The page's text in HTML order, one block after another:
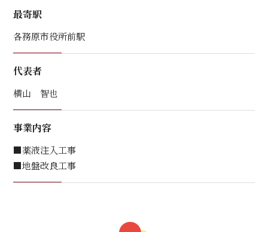
最寄駅
各務原市役所前駅
代表者
横山 智也
事業内容
■薬液注入工事
■地盤改良工事